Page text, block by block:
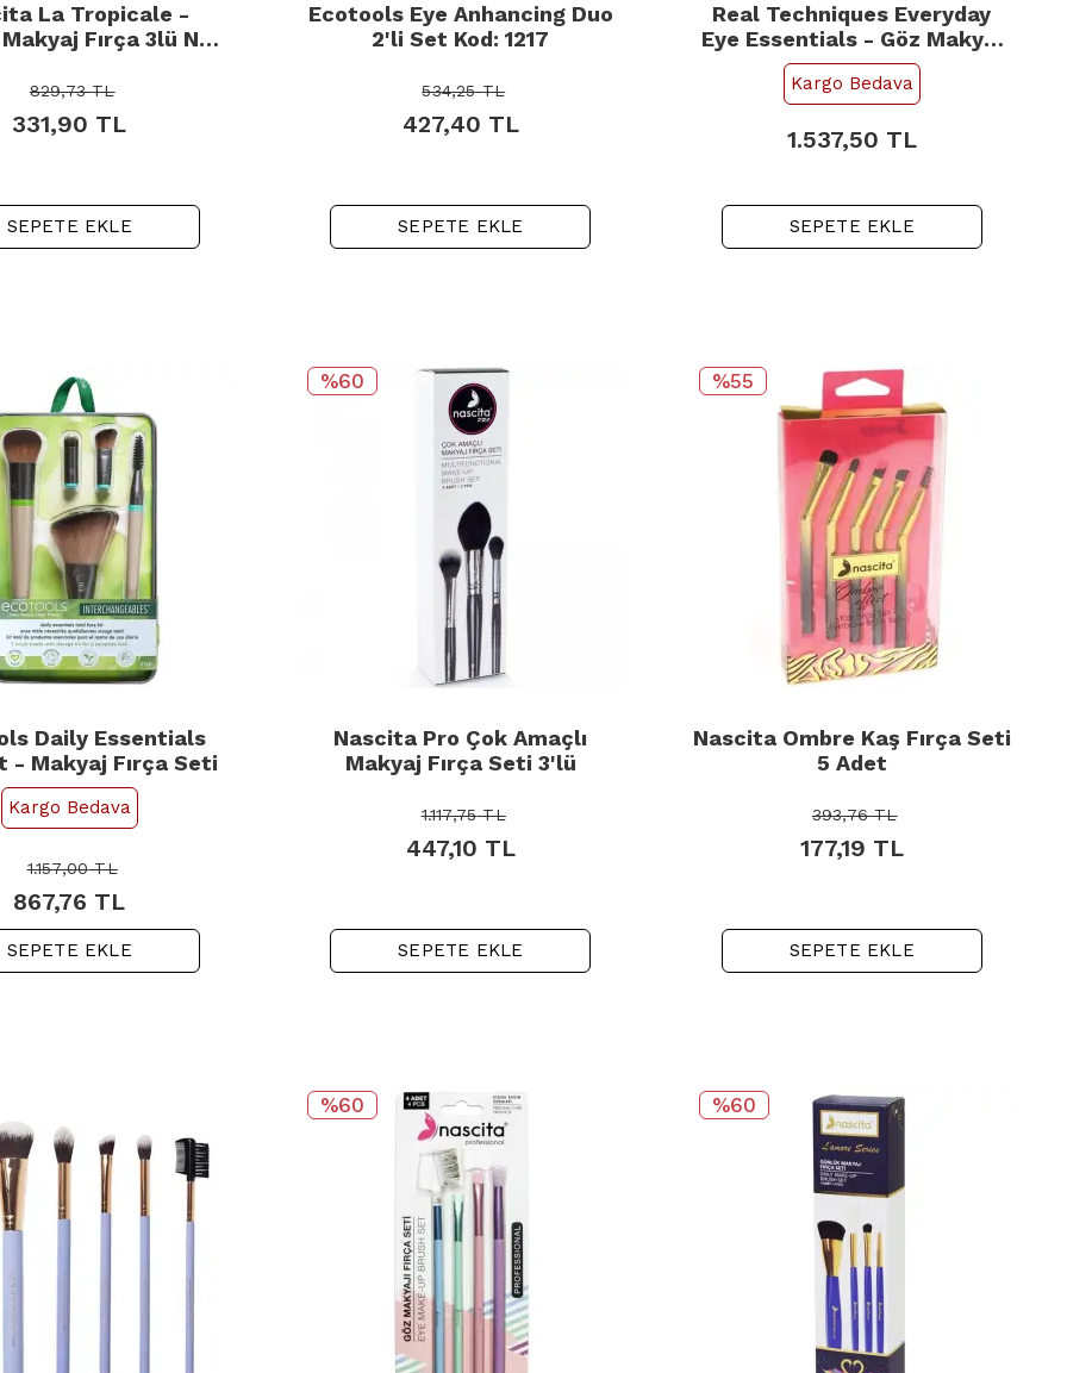
La Tropicale -
Fırça 3lü No:
829,73TL
331,90 TL
SEPETE EKLE
Ecotools Eye Anhancing Duo
2'li Set Kod: 1217
534,25TL
427,40 TL
SEPETE EKLE
Real Techniques Everyday
Eye Essentials - Göz Makyaj
Fırça Seti
Kargo Bedava
1.537,50 TL
SEPETE EKLE
Daily Essentials
- Makyaj Fırça Seti
Kargo Bedava
1.157,00TL
867,76 TL
SEPETE EKLE
%60
Nascita Pro Çok Amaçlı
Makyaj Fırça Seti 3'lü
1.117,75TL
447,10 TL
SEPETE EKLE
%55
Nascita Ombre Kaş Fırça Seti
5 Adet
393,76TL
177,19 TL
SEPETE EKLE
%60 %60